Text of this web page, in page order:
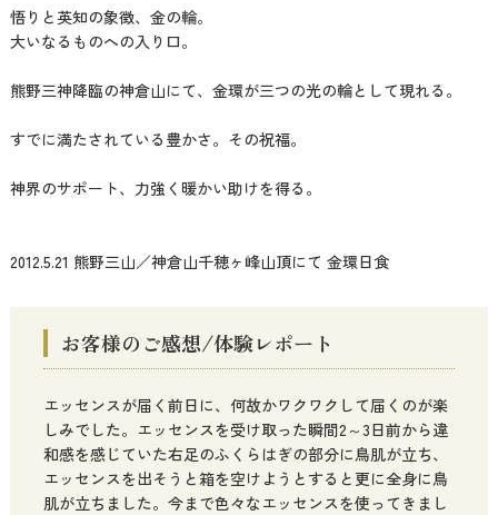
悟りと英知の象徴、金の輪。
大いなるものへの入り口。
熊野三神降臨の神倉山にて、金環が三つの光の輪として現れる。
すでに満たされている豊かさ。その祝福。
神界のサポート、力強く暖かい助けを得る。
2012.5.21 熊野三山／神倉山千穂ヶ峰山頂にて 金環日食
お客様のご感想/体験レポート
エッセンスが届く前日に、何故かワクワクして届くのが楽
しみでした。エッセンスを受け取った瞬間2～3日前から違
和感を感じていた右足のふくらはぎの部分に鳥肌が立ち、
エッセンスを出そうと箱を空けようとすると更に全身に鳥
肌が立ちました。今まで色々なエッセンスを使ってきまし